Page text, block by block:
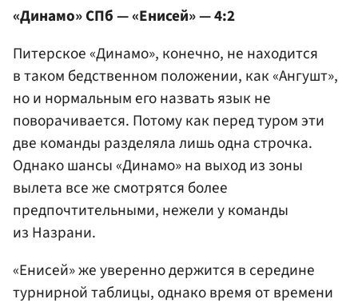
«Динамо» СПб — «Енисей» — 4:2
Питерское «Динамо», конечно, не находится
в таком бедственном положении, как «Ангушт»,
но и нормальным его назвать язык не
поворачивается. Потому как перед туром эти
две команды разделяла лишь одна строчка.
Однако шансы «Динамо» на выход из зоны
вылета все же смотрятся более
предпочтительными, нежели у команды
из Назрани.
«Енисей» же уверенно держится в середине
турнирной таблицы, однако время от времени